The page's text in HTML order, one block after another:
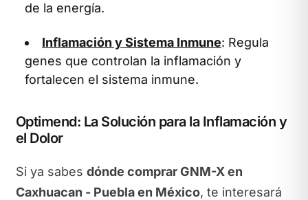
de la energía.
Inflamación y Sistema Inmune: Regula
genes que controlan la inflamación y
fortalecen el sistema inmune.
Optimend: La Solución para la Inflamación y
el Dolor
Si ya sabes dónde comprar GNM-X en
Caxhuacan - Puebla en México, te interesará